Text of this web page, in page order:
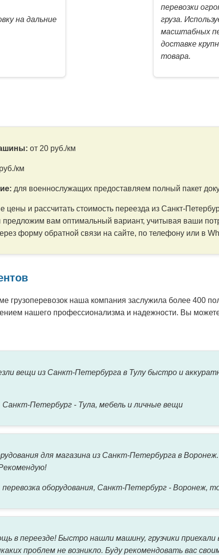
на дальние
перевозки
груза.
масштабных
доставке
товара.
от 20 руб./км
км
для военнослужащих предоставляем полный пакет
цены и рассчитать стоимость переезда из Санкт-
вам оптимальный вариант, учитывая ваши
форму обратной связи на сайте, по телефону или в
грузоперевозок наша компания заслужила более 400
нашего профессионализма и надежности. Вы
вещи из Санкт-Петербурга в Тулу быстро и
Санкт-Петербург - Тула, мебель и личные вещи
для магазина из Санкт-Петербурга в
оборудования, Санкт-Петербург - Воронеж,
в переезде! Быстро нашли машину, грузчики приехали
проблем не возникло. Буду рекомендовать вас